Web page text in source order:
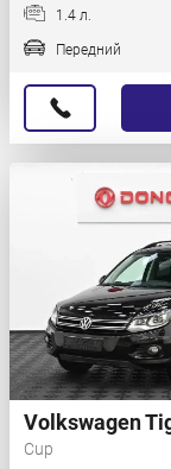
1.4 л.
Передний
Volkswagen
Cup